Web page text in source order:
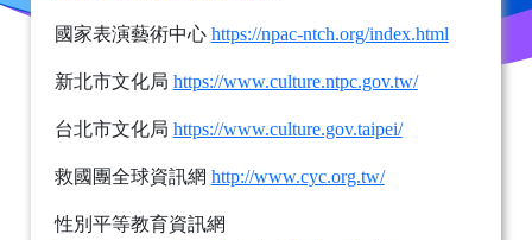
國家表演藝術中心 https://npac-ntch.org/index.html
新北市文化局 https://www.culture.ntpc.gov.tw/
台北市文化局 https://www.culture.gov.taipei/
救國團全球資訊網 http://www.cyc.org.tw/
性別平等教育資訊網